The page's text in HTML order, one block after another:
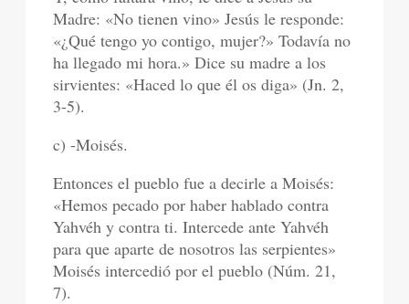
Madre: «No tienen vino» Jesús le responde:
«¿Qué tengo yo contigo, mujer?» Todavía no
ha llegado mi hora.» Dice su madre a los
sirvientes: «Haced lo que él os diga» (Jn. 2,
3-5).
c) -Moisés.
Entonces el pueblo fue a decirle a Moisés:
«Hemos pecado por haber hablado contra
Yahvéh y contra ti. Intercede ante Yahvéh
para que aparte de nosotros las serpientes»
Moisés intercedió por el pueblo (Núm. 21,
7).